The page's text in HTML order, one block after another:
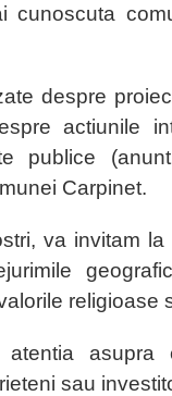
cunoscuta
despre
actiunile
publice
Carpinet.
va invitam
religioase
asupra
sau